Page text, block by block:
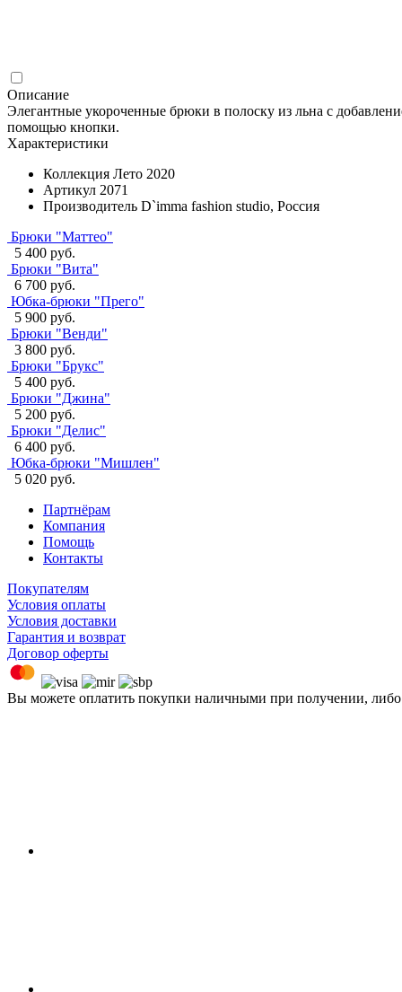
Описание
Элегантные укороченные брюки в полоску из льна с
помощью кнопки.
Характеристики
Коллекция Лето 2020
Артикул 2071
Производитель D`imma fashion studio, Россия
Брюки "Маттео"
5 400 руб.
Брюки "Вита"
6 700 руб.
Юбка-брюки "Прего"
5 900 руб.
Брюки "Венди"
3 800 руб.
Брюки "Брукс"
5 400 руб.
Брюки "Джина"
5 200 руб.
Брюки "Делис"
6 400 руб.
Юбка-брюки "Мишлен"
5 020 руб.
Партнёрам
Компания
Помощь
Контакты
Покупателям
Условия оплаты
Условия доставки
Гарантия и возврат
Договор оферты
Вы можете оплатить покупки наличными при получении,